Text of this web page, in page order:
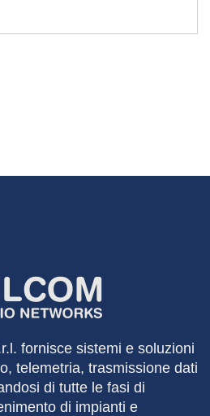
fornisce sistemi e soluzioni
telemetria, trasmissione dati
di tutte le fasi di
di impianti e